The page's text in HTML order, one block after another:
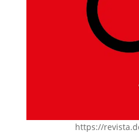
https://